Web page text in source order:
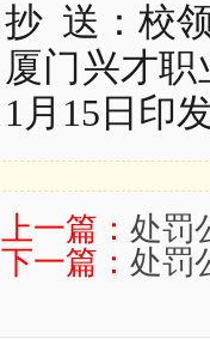
抄 送：校
厦门兴才
1 月 15 日印
上一篇：处罚
下一篇：处罚